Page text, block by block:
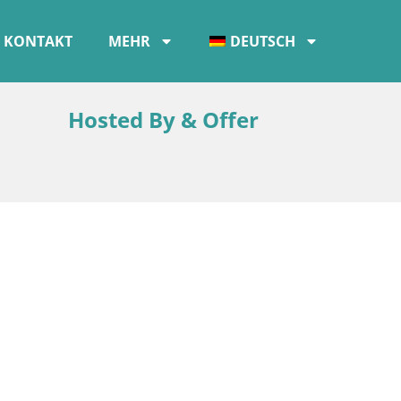
KONTAKT MEHR DEUTSCH
Hosted By & Offer